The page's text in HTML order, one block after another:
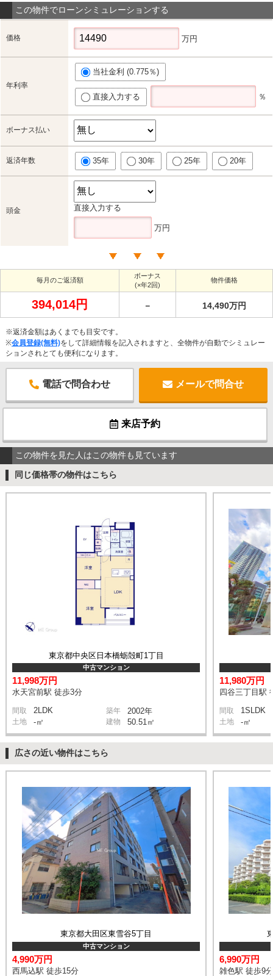
この物件でローンシミュレーションする
価格 万円
年利率
当社金利 (0.775％)
直接入力する ％
ボーナス払い
返済年数 35年 30年 25年 20年
頭金 直接入力する
万円
毎月のご返済額
ボーナス
(×年2回)
物件価格
394,014円 － 14,490万円
※返済金額はあくまでも目安です。
※会員登録(無料)をして詳細情報を記入されますと、全物件が自動でシミュレー
ションされとても便利になります。
電話で問合わせ メールで問合せ
来店予約
この物件を見た人はこの物件も見ています
同じ価格帯の物件はこちら
東京都中央区日本橋蛎殻町1丁目
中古マンション
11,998万円
水天宮前駅 徒歩3分
間取 2LDK 築年 2002年
土地 -㎡ 建物 50.51㎡
11,980万円
四谷三丁目駅
間取 1SLDK
土地 -㎡
広さの近い物件はこちら
東京都大田区東雪谷5丁目
中古マンション
4,990万円
西馬込駅 徒歩15分
6,990万円
雑色駅 徒歩9分